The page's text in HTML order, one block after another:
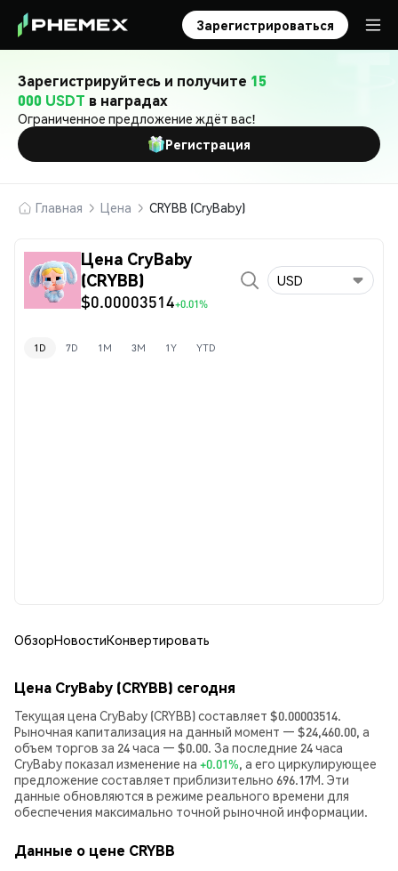
Зарегистрироваться
Зарегистрируйтесь и получите 15
000 USDT в наградах
Ограниченное предложение ждёт вас!
Регистрация
Главная Цена CRYBB (CryBaby)
Цена CryBaby
(CRYBB)
$0.00003514+0.01%
USD
1D 7D 1M 3M 1Y YTD
ОбзорНовостиКонвертировать
Цена CryBaby (CRYBB) сегодня
Текущая цена CryBaby (CRYBB) составляет $0.00003514.
Рыночная капитализация на данный момент — $24,460.00, а
объем торгов за 24 часа — $0.00. За последние 24 часа
CryBaby показал изменение на +0.01%, а его циркулирующее
предложение составляет приблизительно 696.17M. Эти
данные обновляются в режиме реального времени для
обеспечения максимально точной рыночной информации.
Данные о цене CRYBB